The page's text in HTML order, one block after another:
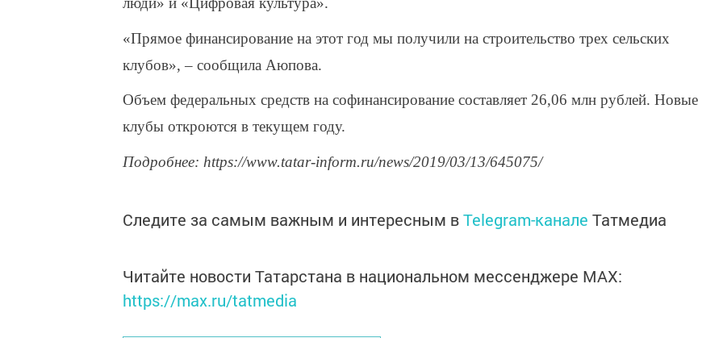
«Прямое финансирование на этот год мы получили на строительство трех сельских
клубов», – сообщила Аюпова.
Объем федеральных средств на софинансирование составляет 26,06 млн рублей. Новые
клубы откроются в текущем году.
Подробнее: https://www.tatar-inform.ru/news/2019/03/13/645075/
Следите за самым важным и интересным вTelegram-канале Татмедиа
Читайте новости Татарстана в национальном мессенджере MАХ:
https://max.ru/tatmedia